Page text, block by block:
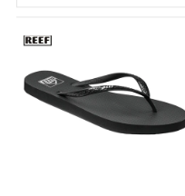
関連性が最も高い
ベストセラー
アルファベット順, A-Z
アルファベット順, Z-A